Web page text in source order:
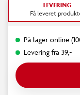
LEVERING
Få leveret
På lager online
Levering fra 39,-